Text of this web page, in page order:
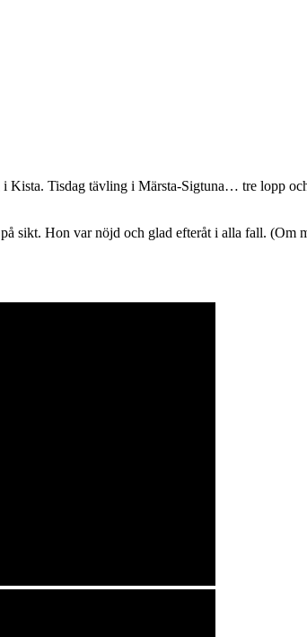
Tisdag tävling i Märsta-Sigtuna… tre lopp
sikt. Hon var nöjd och glad efteråt i alla fall. (Om